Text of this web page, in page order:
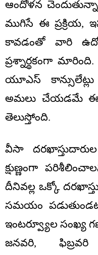
ఆందోళన
ముగిసే ఈ ప్రక్రియ,
కావడంతో వారి
ప్రశ్నార్థకంగా
యూఎస్
అమలు చేయడమే ఈ
తెలుస్తోంది.
వీసా
క్షుణ్ణంగా
దీనివల్ల ఒక్కో
సమయం
ఇంటర్వ్యూల సంఖ్య
జనవరి, ఫిబ్రవరి